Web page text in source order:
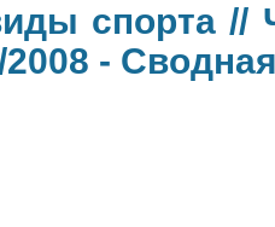
спорта //
-